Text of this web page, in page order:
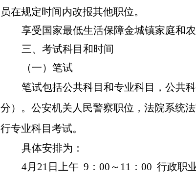
员在规定时间内改报其他职位。
享受国家最低生活保障金城镇家庭和
三、考试科目和时间
（一） 笔试
笔试包括公共科目和专业科目，公共
分）
。公安机关人民警察职位， 法院系统
行专业科目考试。
具体安排为：
4月21日上午 9：00～11：00 行政职